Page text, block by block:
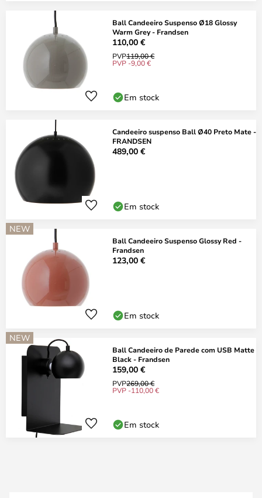
Ball Candeeiro Suspenso Ø18 Glossy
Warm Grey - Frandsen
110,00 €
PVP119,00 €
PVP -9,00 €
Em stock
Candeeiro suspenso Ball Ø40 Preto Mate -
FRANDSEN
489,00 €
Em stock
NEW
Ball Candeeiro Suspenso Glossy Red -
Frandsen
123,00 €
Em stock
NEW
Ball Candeeiro de Parede com USB Matte
Black - Frandsen
159,00 €
PVP269,00 €
PVP -110,00 €
Em stock